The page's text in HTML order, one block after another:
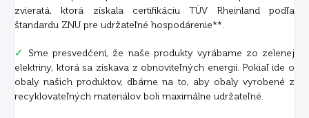
zvieratá, ktorá získala certifikáciu TÜV Rheinland podľa
štandardu ZNU pre udržateľné hospodárenie**.
✓
Sme presvedčení, že naše produkty vyrábame zo zelenej
elektriny, ktorá sa získava z obnoviteľných energií. Pokiaľ ide o
obaly našich produktov, dbáme na to, aby obaly vyrobené z
recyklovateľných materiálov boli maximálne udržateľné.